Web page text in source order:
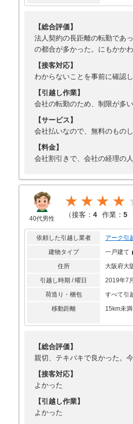
【総合評価】
法人契約の長距離の転勤であ
の都合が多かった。にもかか
【接客対応】
わからないことを事前に確認
【引越し作業】
会社の転勤のため、制限が多
【サービス】
会社払いなので、無料のもの
【料金】
会社割引きで、会社の経理の
40代男性
★★★★
（接客： 4 作業： 5
依頼した引越し業者
アーク引
建物タイプ
一戸建て
住所
大阪府大
引越し時期 / 曜日
2019年7
荷造り・梱包
すべて引
移動距離
15km未
【総合評価】
親切、テキパキで良かった。
【接客対応】
よかった
【引越し作業】
よかった